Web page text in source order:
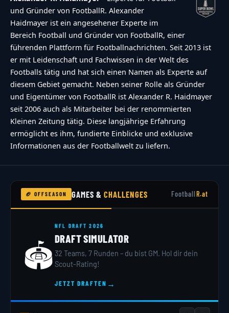
und Gründer von FootballR. Alexander
Haidmayer ist ein angesehener Experte im
Bereich Football und Gründer von FootballR, einer
führenden Plattform für Footballnachrichten. Seit 2013 ist
er mit Leidenschaft und Fachwissen in der Welt des
Footballs tätig und hat sich einen Namen als Experte auf
diesem Gebiet gemacht. Neben seiner Rolle als Gründer
und Eigentümer von FootballR ist Alexander R. Haidmayer
seit 2006 auch als Mitarbeiter bei der renommierten
Kleinen Zeitung tätig. Diese langjährige Erfahrung
ermöglicht es ihm, fundierte Einblicke und exklusive
Informationen aus der Footballwelt zu liefern.
🏈 OFFSEASON GAMES &CHALLENGES FootballR.at
🏟️
NFL DRAFT 2026
DRAFT SIMULATOR
32 Teams, 7 Runden – du bist GM. Hol dir dein
Scout-Rating!
JETZT DRAFTEN →